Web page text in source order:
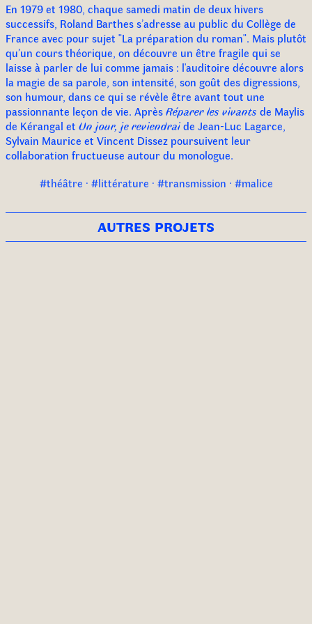
En 1979 et 1980, chaque samedi matin de deux hivers
successifs, Roland Barthes s’adresse au public du Collège de
France avec pour sujet "La préparation du roman". Mais plutôt
qu’un cours théorique, on découvre un être fragile qui se
laisse à parler de lui comme jamais : l'auditoire découvre alors
la magie de sa parole, son intensité, son goût des digressions,
son humour, dans ce qui se révèle être avant tout une
passionnante leçon de vie. AprèsRéparer les vivants de Maylis
de Kérangal et Un jour, je reviendraide Jean-Luc Lagarce,
Sylvain Maurice et Vincent Dissez poursuivent leur
collaboration fructueuse autour du monologue.
#théâtre · #littérature · #transmission · #malice
autres projets